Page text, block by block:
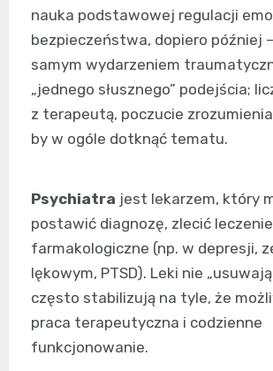
nauka podstawowej regulacji
bezpieczeństwa, dopiero później
samym wydarzeniem
„jednego słusznego” podejścia;
z terapeutą, poczucie
by w ogóle dotknąć tematu.
Psychiatra jest lekarzem, który
postawić diagnozę, zlecić leczenie
farmakologiczne (np. w depresji,
lękowym, PTSD). Leki nie
często stabilizują na tyle, że
praca terapeutyczna i codzienne
funkcjonowanie.